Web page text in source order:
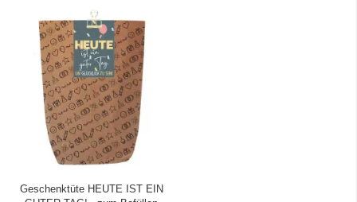
Geschenktüte HEUTE IST EIN